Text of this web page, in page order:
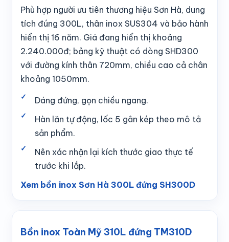
Phù hợp người ưu tiên thương hiệu Sơn Hà, dung
tích đúng 300L, thân inox SUS304 và bảo hành
hiển thị 16 năm. Giá đang hiển thị khoảng
2.240.000đ; bảng kỹ thuật có dòng SHD300
với đường kính thân 720mm, chiều cao cả chân
khoảng 1050mm.
Dáng đứng, gọn chiều ngang.
Hàn lăn tự động, lốc 5 gân kép theo mô tả
sản phẩm.
Nên xác nhận lại kích thước giao thực tế
trước khi lắp.
Xem bồn inox Sơn Hà 300L đứng SH300D
Bồn inox Toàn Mỹ 310L đứng TM310D